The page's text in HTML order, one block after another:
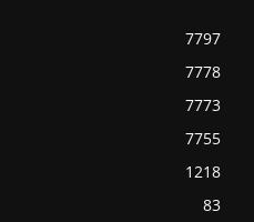
7797
7778
7773
7755
1218
83